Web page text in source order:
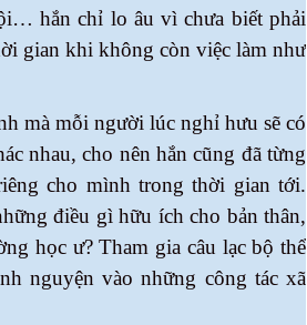
hắn chỉ lo âu vì chưa biết phải
gian khi không còn việc làm như
mỗi người lúc nghỉ hưu sẽ có
nhau, cho nên hắn cũng đã từng
cho mình trong thời gian tới.
điều gì hữu ích cho bản thân,
học ư? Tham gia câu lạc bộ thể
nguyện vào những công tác xã